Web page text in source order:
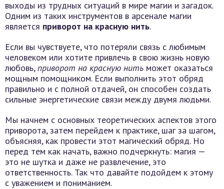
выходы из трудных ситуаций в мире магии и загадок.
Одним из таких инструментов в арсенале магии
является приворот на красную нить.
Если вы чувствуете, что потеряли связь с любимым
человеком или хотите привлечь в свою жизнь новую
любовь,приворот на красную нить может оказаться
мощным помощником. Если выполнить этот обряд
правильно и с полной отдачей, он способен создать
сильные энергетические связи между двумя людьми.
Мы начнем с основных теоретических аспектов этого
приворота, затем перейдем к практике, шаг за шагом,
объясняя, как провести этот магический обряд. Но
перед тем как начать, важно подчеркнуть: магия —
это не шутка и даже не развлечение, это
ответственность. Так что давайте подойдем к этому
с уважением и пониманием.